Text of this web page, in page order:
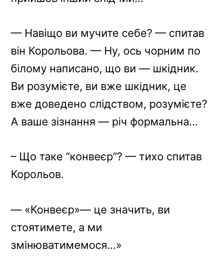
— Навіщо ви мучите себе? — спитав
він Корольова. — Ну, ось чорним по
білому написано, що ви — шкідник.
Ви розумієте, ви вже шкідник, це
вже доведено слідством, розумієте?
А ваше зізнання — річ формальна…
– Що таке “конвеєр”? — тихо спитав
Корольов.
— «Конвеєр»— це значить, ви
стоятимете, а ми
змінюватимемося…»